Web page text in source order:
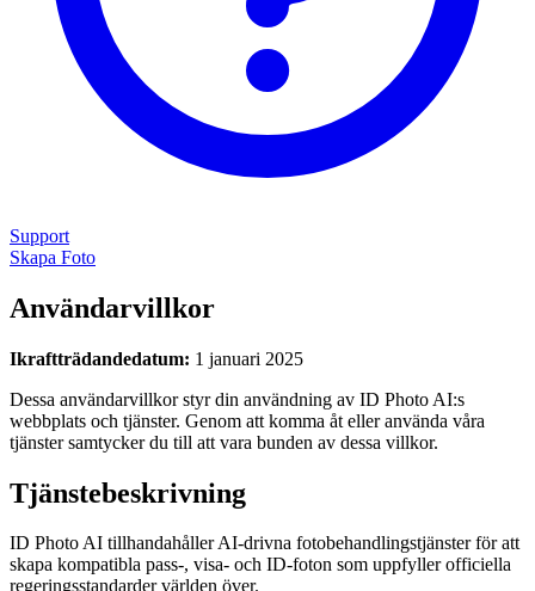
Support
Skapa Foto
Användarvillkor
Ikraftträdandedatum: 1 januari 2025
Dessa användarvillkor styr din användning av ID Photo AI:s
webbplats och tjänster. Genom att komma åt eller använda våra
tjänster samtycker du till att vara bunden av dessa villkor.
Tjänstebeskrivning
ID Photo AI tillhandahåller AI-drivna fotobehandlingstjänster för att
skapa kompatibla pass-, visa- och ID-foton som uppfyller officiella
regeringsstandarder världen över.